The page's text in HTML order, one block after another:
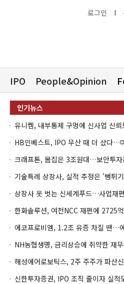
로그인 I
IPO People&Opinion
유니켐, 내부통제 구멍에 신사업 신뢰